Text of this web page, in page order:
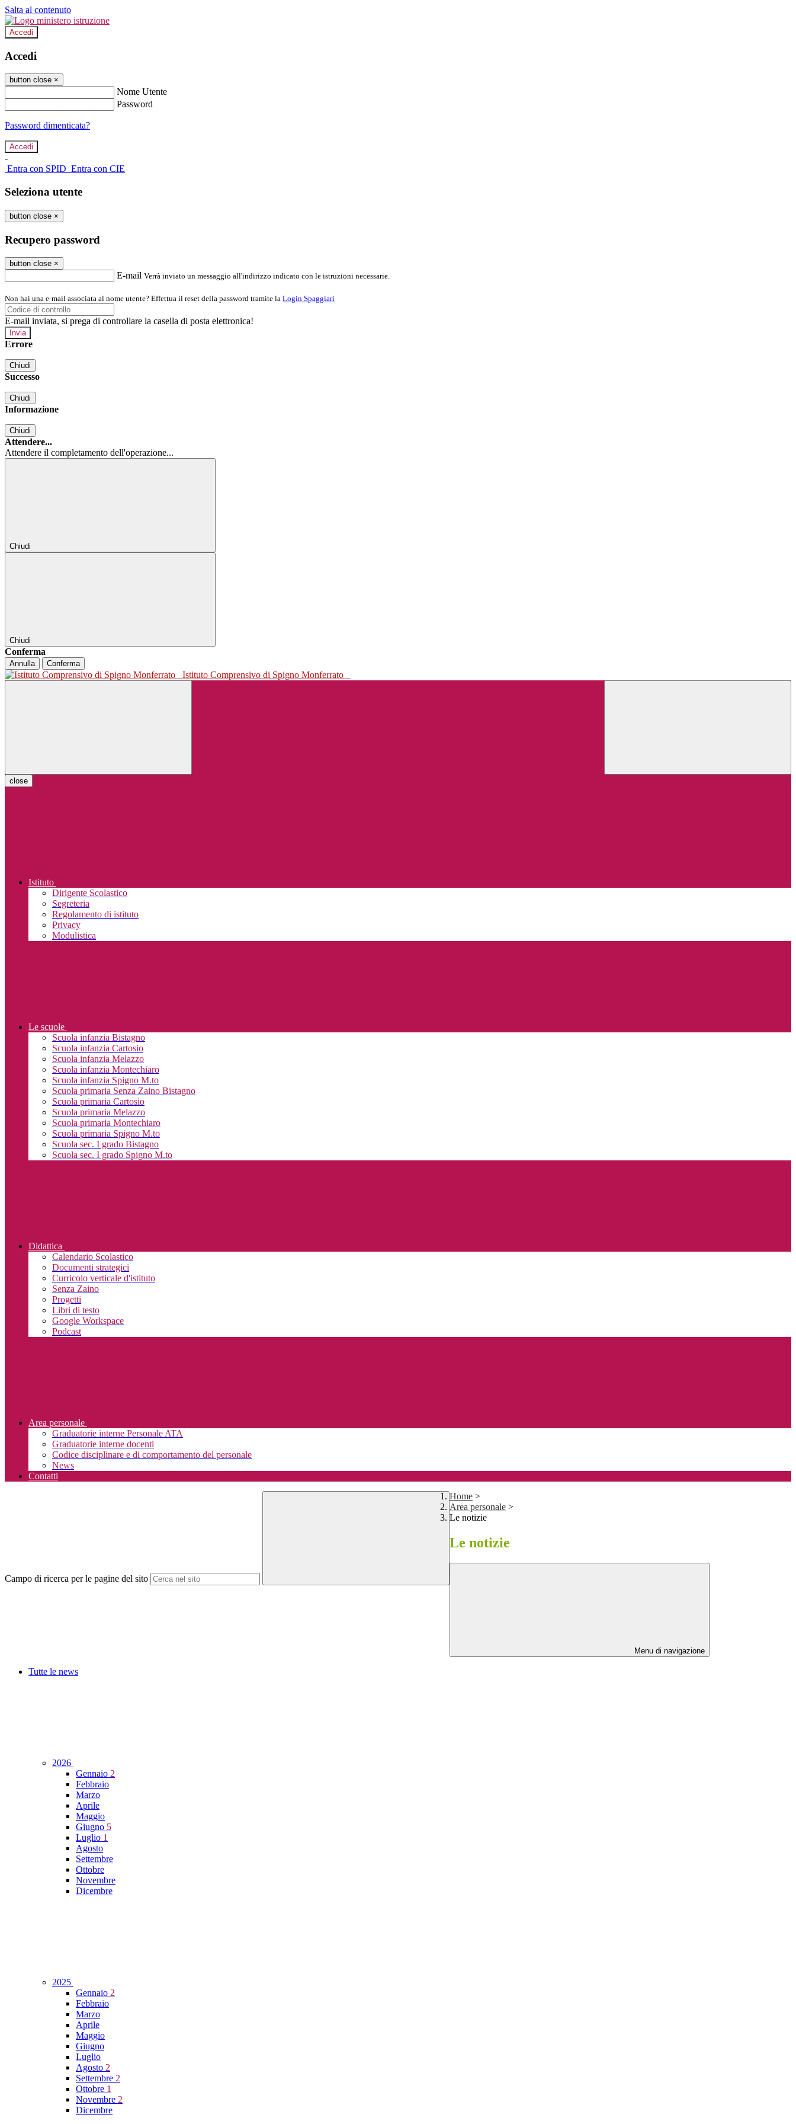
Salta al contenuto
Accedi
Accedi
button close ×
Nome Utente
Password
Password dimenticata?
-
Entra con SPID Entra con CIE
Seleziona utente
button close ×
Recupero password
button close ×
E-mail Verrà inviato un messaggio all'indirizzo indicato con le istruzioni necessarie.
Non hai una e-mail associata al nome utente? Effettua il reset della password tramite la Login Spaggiari
E-mail inviata, si prega di controllare la casella di posta elettronica!
Errore
Chiudi
Successo
Chiudi
Informazione
Chiudi
Attendere...
Attendere il completamento dell'operazione...
Chiudi
Chiudi
Conferma
Annulla Conferma
Istituto Comprensivo di Spigno Monferrato
close
Istituto
Dirigente Scolastico
Segreteria
Regolamento di istituto
Privacy
Modulistica
Le scuole
Scuola infanzia Bistagno
Scuola infanzia Cartosio
Scuola infanzia Melazzo
Scuola infanzia Montechiaro
Scuola infanzia Spigno M.to
Scuola primaria Senza Zaino Bistagno
Scuola primaria Cartosio
Scuola primaria Melazzo
Scuola primaria Montechiaro
Scuola primaria Spigno M.to
Scuola sec. I grado Bistagno
Scuola sec. I grado Spigno M.to
Didattica
Calendario Scolastico
Documenti strategici
Curricolo verticale d'istituto
Senza Zaino
Progetti
Libri di testo
Google Workspace
Podcast
Area personale
Graduatorie interne Personale ATA
Graduatorie interne docenti
Codice disciplinare e di comportamento del personale
News
Contatti
Campo di ricerca per le pagine del sito
Home >
Area personale >
Le notizie
Le notizie
Menu di navigazione
Tutte le news
2026
Gennaio 2
Febbraio
Marzo
Aprile
Maggio
Giugno 5
Luglio 1
Agosto
Settembre
Ottobre
Novembre
Dicembre
2025
Gennaio 2
Febbraio
Marzo
Aprile
Maggio
Giugno
Luglio
Agosto 2
Settembre 2
Ottobre 1
Novembre 2
Dicembre